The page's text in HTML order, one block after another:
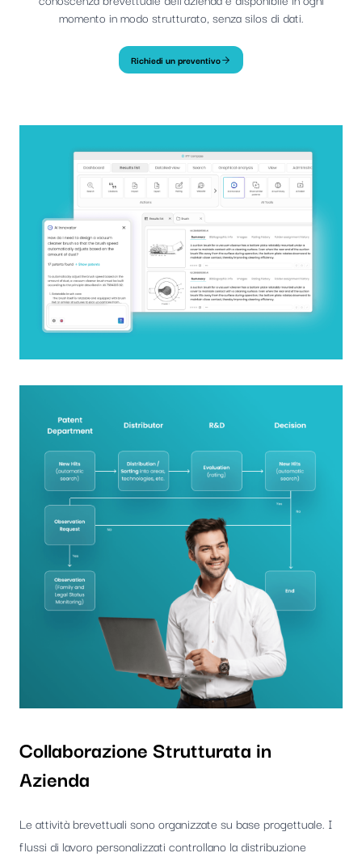
momento in modo strutturato, senza silos di dati.
Richiedi un preventivo
Collaborazione Strutturata in
Azienda
Le attività brevettuali sono organizzate su base progettuale. I
flussi di lavoro personalizzati controllano la distribuzione